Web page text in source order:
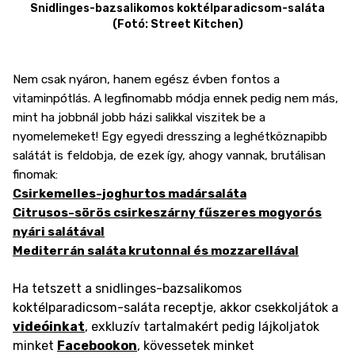
Snidlinges-bazsalikomos koktélparadicsom-saláta
(Fotó: Street Kitchen)
Nem csak nyáron, hanem egész évben fontos a
vitaminpótlás. A legfinomabb módja ennek pedig nem más,
mint ha jobbnál jobb házi salikkal viszitek be a
nyomelemeket! Egy egyedi dresszing a leghétköznapibb
salátát is feldobja, de ezek így, ahogy vannak, brutálisan
finomak:
Csirkemelles-joghurtos madársaláta
Citrusos-sörös csirkeszárny fűszeres mogyorós
nyári salátával
Mediterrán saláta krutonnal és mozzarellával
Ha tetszett a snidlinges-bazsalikomos
koktélparadicsom-saláta receptje, akkor csekkoljátok a
videóinkat, exkluzív tartalmakért pedig lájkoljatok
minket Facebookon, kövessetek minket